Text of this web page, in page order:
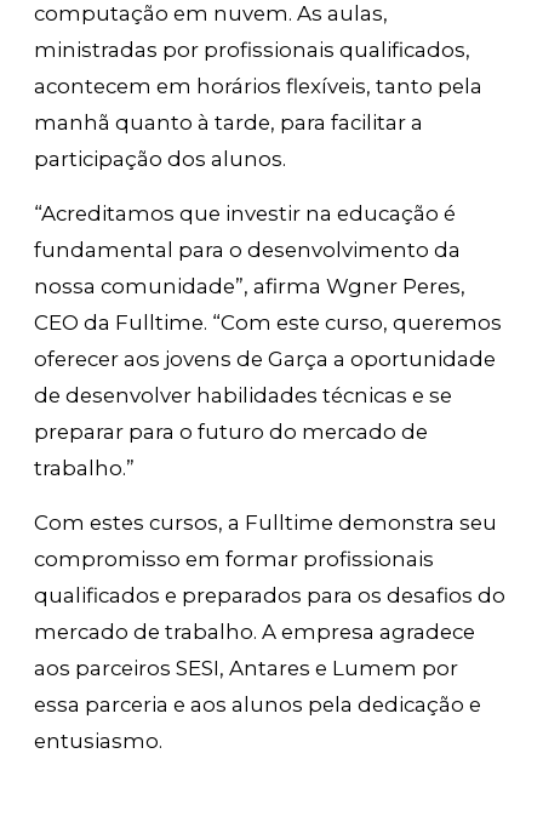
computação em nuvem. As aulas,
ministradas por profissionais qualificados,
acontecem em horários flexíveis, tanto pela
manhã quanto à tarde, para facilitar a
participação dos alunos.
“Acreditamos que investir na educação é
fundamental para o desenvolvimento da
nossa comunidade”, afirma Wgner Peres,
CEO da Fulltime. “Com este curso, queremos
oferecer aos jovens de Garça a oportunidade
de desenvolver habilidades técnicas e se
preparar para o futuro do mercado de
trabalho.”
Com estes cursos, a Fulltime demonstra seu
compromisso em formar profissionais
qualificados e preparados para os desafios do
mercado de trabalho. A empresa agradece
aos parceiros SESI, Antares e Lumem por
essa parceria e aos alunos pela dedicação e
entusiasmo.